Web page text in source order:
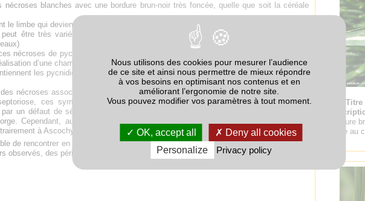
Titre
bordure
limbe au
nécroses blanches avec une bordure brun-noir très foncée, quelle que soit la céréale
le limbe qui devient translucide, allant jusqu’à craqueler en vieillissant.
être très variée (ovale, longiligne en bordure de feuille ou très irrégulière allant
nécroses de pycnides brunes à noires, plus ou moins discrètes selon leur degré de
d’une chambre d’incubation, des cirrhes blanc irisés à brun clair sont expulsés
les pycnidiospores.
nécroses associée à des contours irréguliers très foncés permettent de distinguer
ces symptômes peuvent être également confondus avec des « brûlures
un défaut de sélectivité d’herbicides foliaires de type Bifénox, ou encore avec la
Cependant, aucun de ces deux symptômes ne présenterait de pycnide sur la
à Ascochyta.
de rencontrer en culture la forme sexuée du champignon auquel cas la nécrose sera
observés, des périthèces (
Didymella exitialis). Voir ficheDidymella exitialis.
Nous utilisons des cookies pour mesurer l’audience
de ce site et ainsi nous permettre de mieux répondre
à vos besoins en optimisant nos contenus et en
améliorant l’ergonomie de notre site.
Vous pouvez modifier vos paramètres à tout moment.
OK, accept all
Deny all cookies
Personalize
Privacy policy